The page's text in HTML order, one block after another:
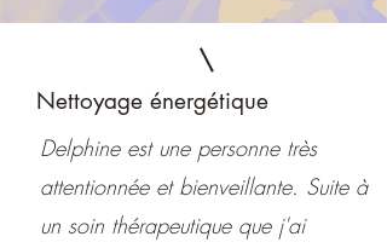
Nettoyage énergétique
Delphine est une personne très
attentionnée et bienveillante. Suite à
un soin thérapeutique que j'ai